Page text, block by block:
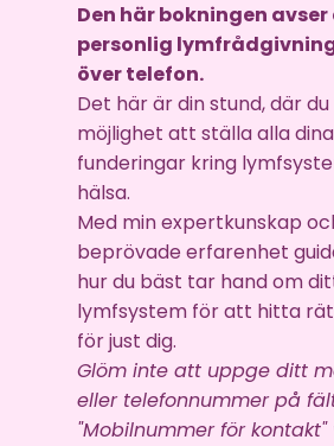
Den här bokningen avser
personlig
över telefon.
Det här är din stund, där
möjlighet att ställa alla
funderingar kring
hälsa.
Med min expertkunskap
beprövade erfarenhet
hur du bäst tar hand om
lymfsystem för att hitta
för just dig.
Glöm inte att uppge ditt
eller telefonnummer på
"Mobilnummer för kontakt"